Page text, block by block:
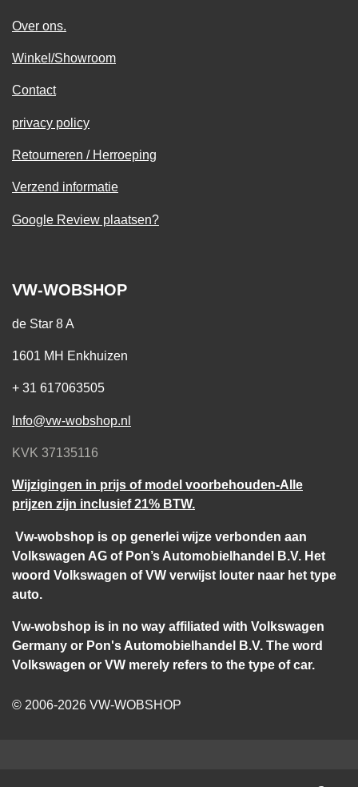
Over ons.
Winkel/Showroom
Contact
privacy policy
Retourneren / Herroeping
Verzend informatie
Google Review plaatsen?
VW-WOBSHOP
de Star 8 A
1601 MH Enkhuizen
+ 31 617063505
Info@vw-wobshop.nl
KVK 37135116
Wijzigingen in prijs of model voorbehouden-Alle
prijzen zijn inclusief 21% BTW.
Vw-wobshop is op generlei wijze verbonden aan
Volkswagen AG of Pon’s Automobielhandel B.V. Het
woord Volkswagen of VW verwijst louter naar het type
auto.
Vw-wobshop is in no way affiliated with Volkswagen
Germany or Pon's Automobielhandel B.V. The word
Volkswagen or VW merely refers to the type of car.
© 2006-2026 VW-WOBSHOP